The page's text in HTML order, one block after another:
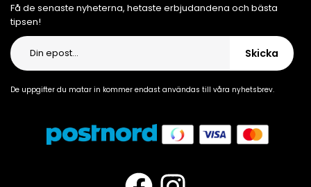
Få de senaste nyheterna, hetaste erbjudandena och bästa
tipsen!
Skicka
De uppgifter du matar in kommer endast användas till våra nyhetsbrev.